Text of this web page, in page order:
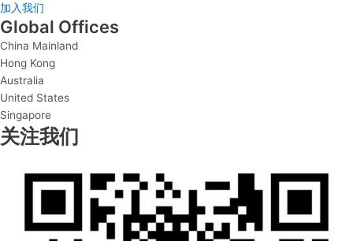
加入我们
Global Offices
China Mainland
Hong Kong
Australia
United States
Singapore
关注我们